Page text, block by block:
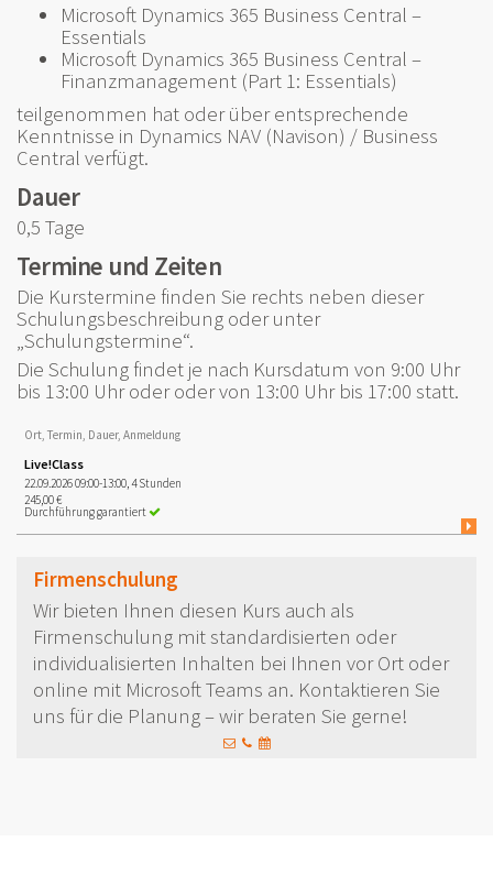
Microsoft Dynamics 365 Business Central –
Essentials
Microsoft Dynamics 365 Business Central –
Finanzmanagement (Part 1: Essentials)
teilgenommen hat oder über entsprechende
Kenntnisse in Dynamics NAV (Navison) / Business
Central verfügt.
Dauer
0,5 Tage
Termine und Zeiten
Die Kurstermine finden Sie rechts neben dieser
Schulungsbeschreibung oder unter
„Schulungstermine“.
Die Schulung findet je nach Kursdatum von 9:00 Uhr
bis 13:00 Uhr oder oder von 13:00 Uhr bis 17:00 statt.
Ort, Termin, Dauer, Anmeldung
Live!Class
22.09.2026 09:00-13:00, 4 Stunden
245,00 €
Durchführung garantiert
Firmenschulung
Wir bieten Ihnen diesen Kurs auch als
Firmenschulung mit standardisierten oder
individualisierten Inhalten bei Ihnen vor Ort oder
online mit Microsoft Teams an. Kontaktieren Sie
uns für die Planung – wir beraten Sie gerne!